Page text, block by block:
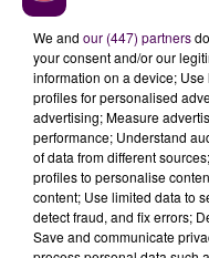
"LA HONTE ET
DOIVENT
AGRESSEUR"
We and our (447) partners
your consent and/or our
information on a device;
profiles for personalised
advertising; Measure
performance; Understand
of data from different
profiles to personalise
content; Use limited data to
detect fraud, and fix errors;
Save and communicate